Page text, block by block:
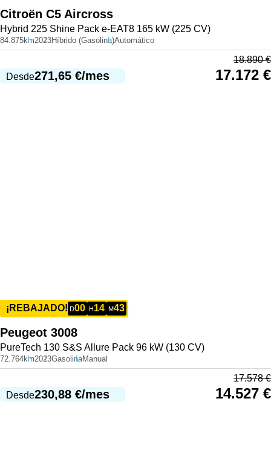
Citroën C5 Aircross
Hybrid 225 Shine Pack e-EAT8 165 kW (225 CV)
84.875km2023Híbrido (Gasolina)Automático
Desde271,65 €/mes
18.890€
17.172 €
¡REBAJADO! D00 H14 M43
Peugeot 3008
PureTech 130 S&S Allure Pack 96 kW (130 CV)
72.764km2023GasolinaManual
Desde230,88 €/mes
17.578€
14.527 €